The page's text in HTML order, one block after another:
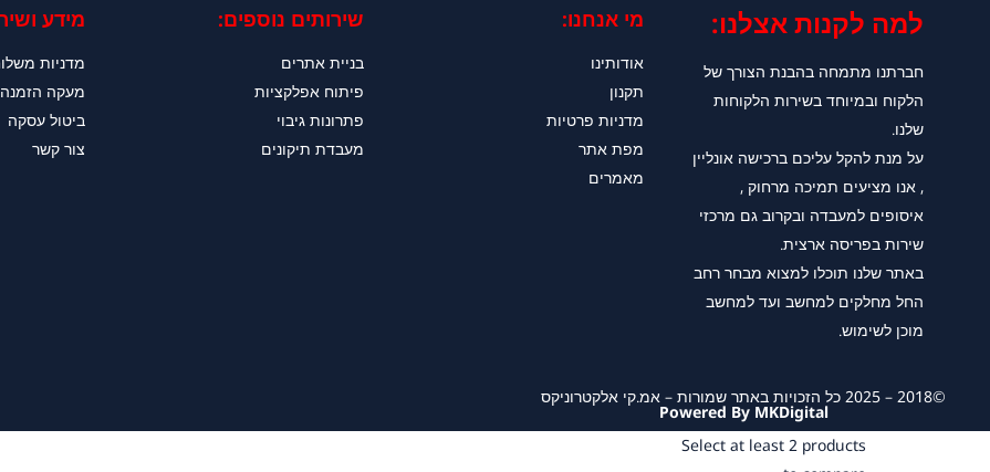
למה לקנות אצלנו:​
חברתנו מתמחה בהבנת הצורך של
הלקוח ובמיוחד בשירות הלקוחות
שלנו.
על מנת להקל עליכם ברכישה אונליין
, אנו מציעים תמיכה מרחוק ,
איסופים למעבדה ובקרוב גם מרכזי
שירות בפריסה ארצית.
באתר שלנו תוכלו למצוא מבחר רחב
החל מחלקים למחשב ועד למחשב
מוכן לשימוש.
מי אנחנו:
אודותינו
תקנון
מדניות פרטיות
מפת אתר
מאמרים
שירותים נוספים:
בניית אתרים
פיתוח אפלקציות
פתרונות גיבוי
מעבדת תיקונים
מידע
מדניות
מעקה הזמנה
ביטול עסקה
צור קשר
©2018 – 2025 כל הזכויות באתר שמורות – אמ.קי אלקטרוניקס
Powered By MKDigital
Select at least 2 products